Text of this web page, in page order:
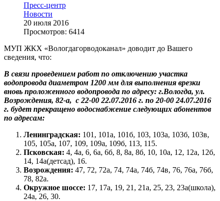
Пресс-центр
Новости
20 июля 2016
Просмотров: 6414
МУП ЖКХ «Вологдагорводоканал» доводит до Вашего
сведения, что:
В связи проведением работ по отключению участка
водопровода диаметром 1200 мм для выполнения врезки
вновь проложенного водопровода по адресу: г.Вологда, ул.
Возрождения, 82-а, с 22-00 22.07.2016 г. по 20-00 24.07.2016
г. будет прекращено водоснабжение следующих абонентов
по адресам:
Ленинградская: 101, 101а, 101б, 103, 103а, 103б, 103в,
105, 105а, 107, 109, 109а, 109б, 113, 115.
Псковская: 4, 4а, 6, 6а, 6б, 8, 8а, 8б, 10, 10а, 12, 12а, 12б,
14, 14а(детсад), 16.
Возрождения: 47, 72, 72а, 74, 74а, 74б, 74в, 76, 76а, 76б,
78, 82а.
Окружное шоссе: 17, 17а, 19, 21, 21а, 25, 23, 23а(школа),
24а, 26, 30.